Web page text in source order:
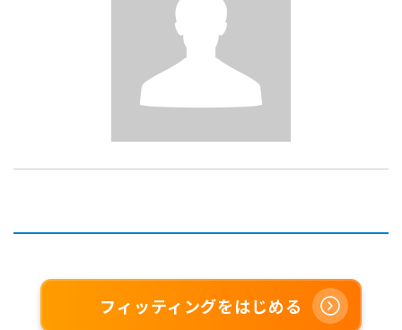
フィッティングをはじめる